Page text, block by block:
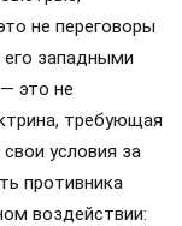
не переговоры
западными
это не
требующая
условия за
противника
воздействии: